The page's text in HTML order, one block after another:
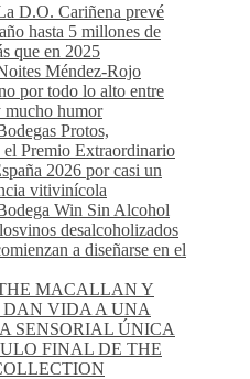
D.O. Cariñena prevé
hasta 5 millones de
que en 2025
Méndez-Rojo
por todo lo alto entre
humor
Protos,
el Premio Extraordinario
2026 por casi un
vitivinícola
Win Sin Alcohol
desalcoholizados
a diseñarse en el
MACALLAN Y
DAN VIDA A UNA
SENSORIAL ÚNICA
FINAL DE THE